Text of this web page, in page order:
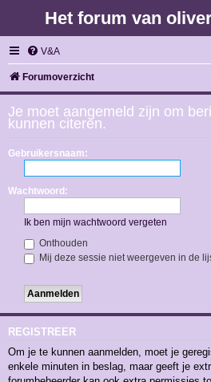
Het forum van
V&A
Forumoverzicht
Je moet aangemeld zijn om
kunnen citeren.
Gebruikersnaam:
Wachtwoord:
Ik ben mijn wachtwoord vergeten
Onthouden
Mij deze sessie niet weergeven in de
REGISTREER
Om je te kunnen aanmelden, moet je
enkele minuten in beslag, maar geeft je